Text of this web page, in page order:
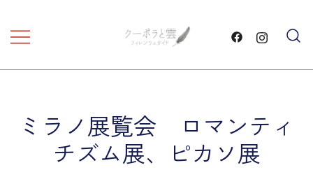
フィレンツェガイド・クーポ
ミラノ展覧会 ロマンティ
チズム展、ピカソ展